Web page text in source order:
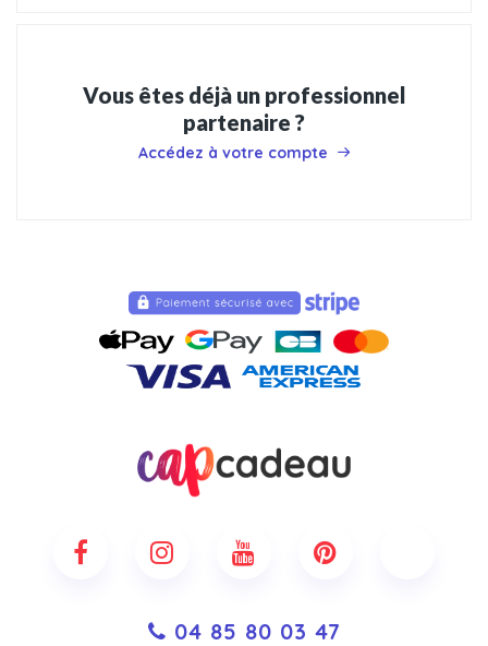
Vous êtes déjà un professionnel
partenaire ?
Accédez à votre compte
04 85 80 03 47